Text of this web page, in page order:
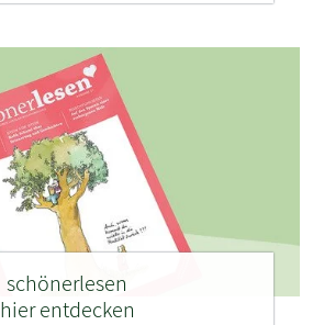
schönerlesen
hier entdecken